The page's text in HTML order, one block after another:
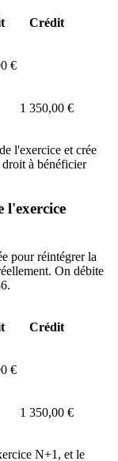
Crédit
€
1 350,00 €
l'exercice et crée
à bénéficier
l'exercice
pour réintégrer la
On débite
Crédit
€
1 350,00 €
N+1, et le